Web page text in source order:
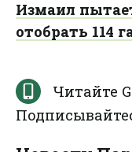
Измаил
отобрать 114
Читайте